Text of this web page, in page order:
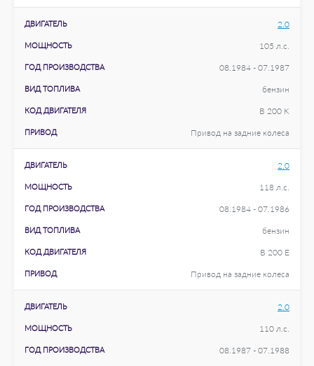
ДВИГАТЕЛЬ 2.0
МОЩНОСТЬ 105 л.с.
ГОД ПРОИЗВОДСТВА 08.1984 - 07.1987
ВИД ТОПЛИВА бензин
КОД ДВИГАТЕЛЯ B 200 K
ПРИВОД Привод на задние колеса
ДВИГАТЕЛЬ 2.0
МОЩНОСТЬ 118 л.с.
ГОД ПРОИЗВОДСТВА 08.1984 - 07.1986
ВИД ТОПЛИВА бензин
КОД ДВИГАТЕЛЯ B 200 E
ПРИВОД Привод на задние колеса
ДВИГАТЕЛЬ 2.0
МОЩНОСТЬ 110 л.с.
ГОД ПРОИЗВОДСТВА 08.1987 - 07.1988